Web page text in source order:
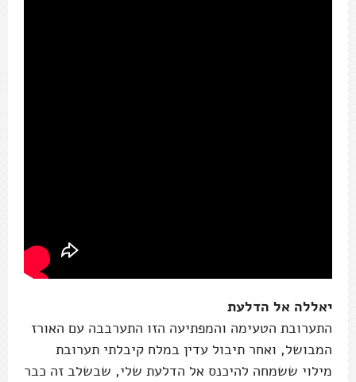
יאללה אל הדלעת
התערובת הטעימה והמפתיעה הזו התערבבה עם האורז
המבושל, ואחר תיבול עדין במלח קיבלתי תערובת
מילוי ששמחה להיכנס אל הדלעת שלי, שבשלב זה כבר